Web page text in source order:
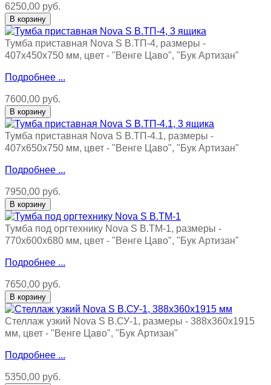
6250,00 руб.
Тумба приставная Nova S В.ТП-4, размеры -
407х450х750 мм, цвет - "Венге Цаво", "Бук Артизан"
Подробнее ...
7600,00 руб.
Тумба приставная Nova S В.ТП-4.1, размеры -
407х650х750 мм, цвет - "Венге Цаво", "Бук Артизан"
Подробнее ...
7950,00 руб.
Тумба под оргтехнику Nova S В.ТМ-1, размеры -
770х600х680 мм, цвет - "Венге Цаво", "Бук Артизан"
Подробнее ...
7650,00 руб.
Стеллаж узкий Nova S В.СУ-1, размеры - 388х360х1915
мм, цвет - "Венге Цаво", "Бук Артизан"
Подробнее ...
5350,00 руб.